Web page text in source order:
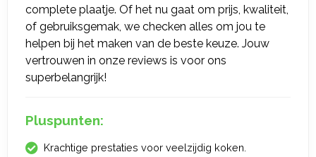
complete plaatje. Of het nu gaat om prijs, kwaliteit,
of gebruiksgemak, we checken alles om jou te
helpen bij het maken van de beste keuze. Jouw
vertrouwen in onze reviews is voor ons
superbelangrijk!
Pluspunten:
Krachtige prestaties voor veelzijdig koken.